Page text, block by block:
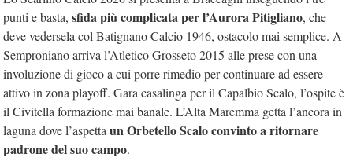
punti e basta, sfida più complicata per l’Aurora Pitigliano, che
deve vedersela col Batignano Calcio 1946, ostacolo mai semplice. A
Semproniano arriva l’Atletico Grosseto 2015 alle prese con una
involuzione di gioco a cui porre rimedio per continuare ad essere
attivo in zona playoff. Gara casalinga per il Capalbio Scalo, l’ospite è
il Civitella formazione mai banale. L’Alta Maremma getta l’ancora in
laguna dove l’aspetta un Orbetello Scalo convinto a ritornare
padrone del suo campo.